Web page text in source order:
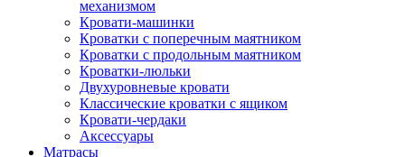
механизмом
Кровати-машинки
Кроватки с поперечным маятником
Кроватки с продольным маятником
Кроватки-люльки
Двухуровневые кровати
Классические кроватки с ящиком
Кровати-чердаки
Аксессуары
Матрасы